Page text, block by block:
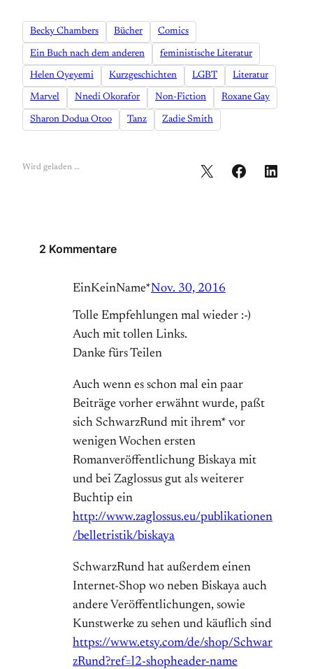
Becky Chambers Bücher Comics
Ein Buch nach dem anderen feministische Literatur
Helen Oyeyemi Kurzgeschichten LGBT Literatur
Marvel Nnedi Okorafor Non-Fiction Roxane Gay
Sharon Dodua Otoo Tanz Zadie Smith
Wird geladen …
2 Kommentare
EinKeinName*Nov. 30, 2016
Tolle Empfehlungen mal wieder :-)
Auch mit tollen Links.
Danke fürs Teilen
Auch wenn es schon mal ein paar
Beiträge vorher erwähnt wurde, paßt
sich SchwarzRund mit ihrem* vor
wenigen Wochen ersten
Romanveröffentlichung Biskaya mit
und bei Zaglossus gut als weiterer
Buchtip ein
http://www.zaglossus.eu/publikationen
/belletristik/biskaya
SchwarzRund hat außerdem einen
Internet-Shop wo neben Biskaya auch
andere Veröffentlichungen, sowie
Kunstwerke zu sehen und käuflich sind
https://www.etsy.com/de/shop/Schwar
zRund?ref=l2-shopheader-name